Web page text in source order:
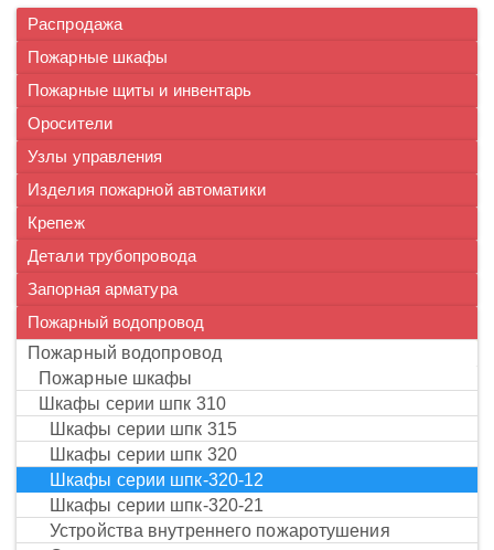
Распродажа
Пожарные шкафы
Пожарные щиты и инвентарь
Оросители
Узлы управления
Изделия пожарной автоматики
Крепеж
Детали трубопровода
Запорная арматура
Пожарный водопровод
пожарный водопровод
пожарные шкафы
шкафы серии шпк 310
шкафы серии шпк 315
шкафы серии шпк 320
шкафы серии шпк-320-12
шкафы серии шпк-320-21
устройства внутреннего пожаротушения